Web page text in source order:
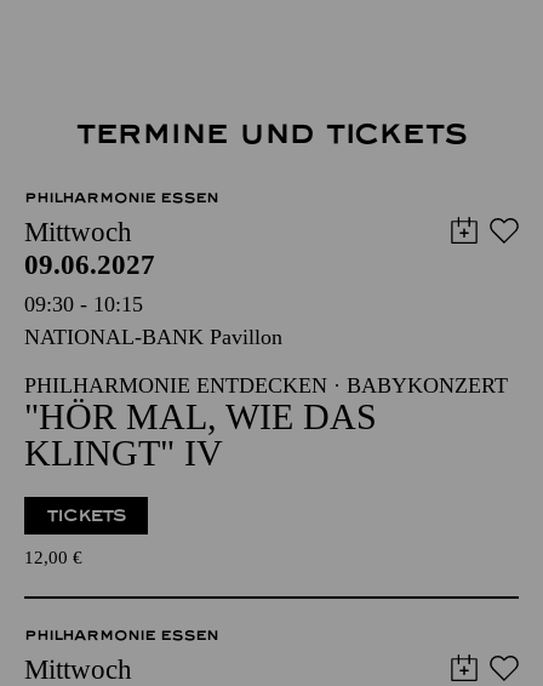
TERMINE UND TICKETS
PHILHARMONIE ESSEN
Mittwoch
09.06.2027
09:30 - 10:15
NATIONAL-BANK Pavillon
PHILHARMONIE ENTDECKEN · BABYKONZERT
"HÖR MAL, WIE DAS
KLINGT" IV
TICKETS
12,00 €
PHILHARMONIE ESSEN
Mittwoch